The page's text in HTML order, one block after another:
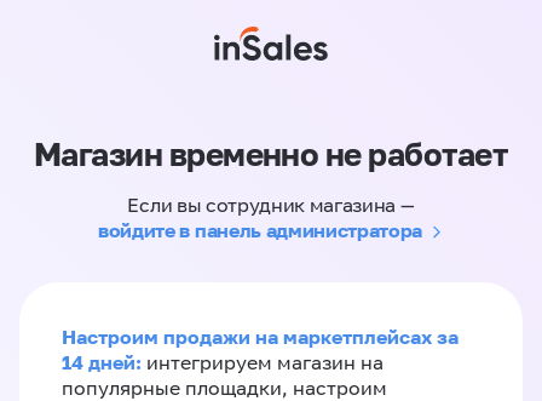
Магазин временно не работает
Если вы сотрудник магазина —
войдите в панель администратора
Настроим продажи на маркетплейсах за
14 дней: интегрируем магазин на
популярные площадки, настроим